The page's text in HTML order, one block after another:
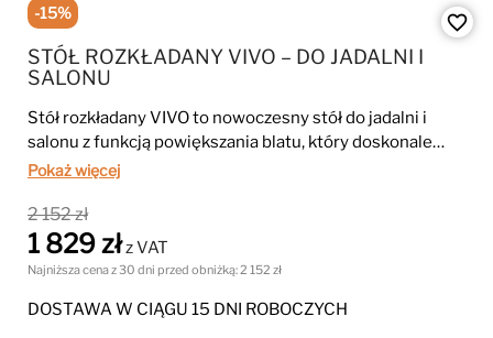
-15%
STÓŁ ROZKŁADANY VIVO – DO JADALNI I
SALONU
Stół rozkładany VIVO to nowoczesny stół do jadalni i
salonu z funkcją powiększania blatu, który doskonale
sprawdzi się podczas codziennego użytkowania i
modne wykończenia oraz możliwość wyboru dwóch
rozmiarów sprawiają, że idealnie pasuje do
nowoczesnych wnętrz.
Pokaż więcej
2 152 zł
1 829 złz VAT
Najniższa cena z 30 dni przed obniżką:2 152 zł
DOSTAWA W CIĄGU 15 DNI ROBOCZYCH
favorite_border